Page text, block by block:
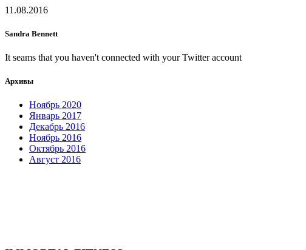
11.08.2016
Sandra Bennett
It seams that you haven't connected with your Twitter account
Архивы
Ноябрь 2020
Январь 2017
Декабрь 2016
Ноябрь 2016
Октябрь 2016
Август 2016